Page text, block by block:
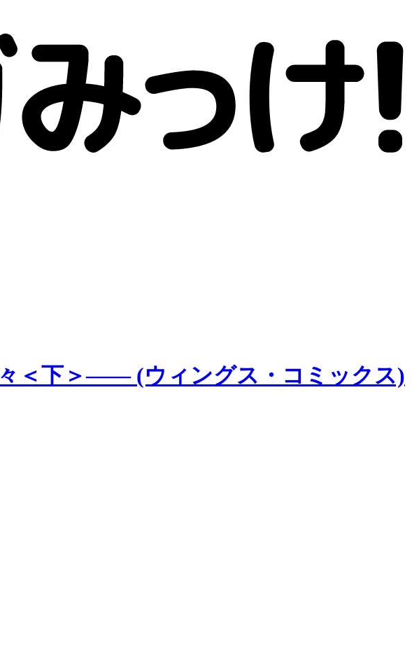
＜下＞―― (ウィングス・コミックス)